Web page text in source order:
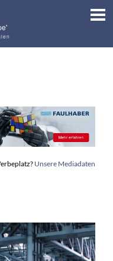
Unsere Mediadaten